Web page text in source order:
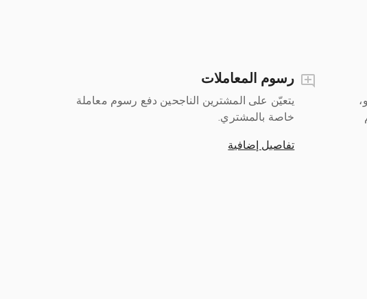
رسوم المعاملات
يتعيّن على المشترين الناجحين دفع رسوم معاملة
خاصة بالمشتري.
تفاصيل إضافية